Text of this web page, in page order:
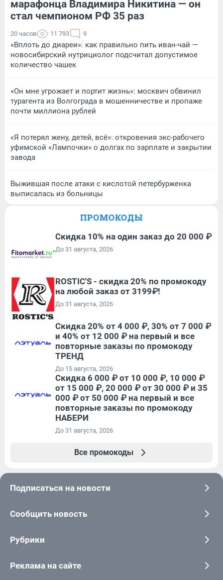
марафонца Владимира Никитина — он
стал чемпионом РФ 35 раз
20 часов 11 793 9
«Вплоть до диареи»: как правильно пить иван-чай —
новосибирский нутрициолог подсчитал допустимое
количество чашек
«Он мне угрожает и портит жизнь»: москвич обвинил
турагента из Волгограда в мошенничестве и пропаже
почти миллиона рублей
«Я потерял жену, детей, всё»: откровения экс-рабочего
уфимской «Лампочки» о долгах по зарплате и закрытии
завода
Выжившая после атаки с кислотой петербурженка
выписалась из больницы
ПРОМОКОДЫ
Скидка 10% на один заказ до 20 000 ₽
До 31 августа, 2026
ROSTIC'S - скидка 20% по промокоду
на любой заказ от 3199₽!
До 31 августа, 2026
Скидка 20% от 4 000 ₽, 30% от 7 000 ₽
и 40% от 12 000 ₽ на первый и все
повторные заказы по промокоду
ТРЕНД
До 15 августа, 2026
Скидка 6 000 ₽ от 10 000 ₽, 10 000 ₽
от 15 000 ₽, 20 000 ₽ от 30 000 ₽ и 35
000 ₽ от 50 000 ₽ на первый и все
повторные заказы по промокоду
НАБЕРИ
До 31 августа, 2026
Все промокоды
Подписаться на новости
Сообщить новость
Рубрики
Реклама на сайте